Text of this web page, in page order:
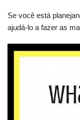
Se você está
ajudá-lo a fazer as